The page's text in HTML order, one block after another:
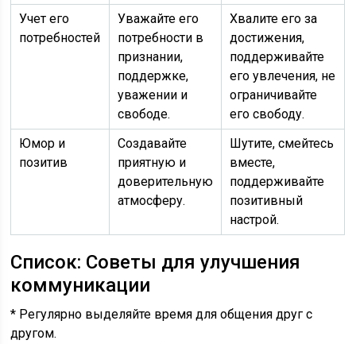
Учет его
потребностей
Уважайте его
потребности в
признании,
поддержке,
уважении и
свободе.
Хвалите его за
достижения,
поддерживайте
его увлечения, не
ограничивайте
его свободу.
Юмор и
позитив
Создавайте
приятную и
доверительную
атмосферу.
Шутите, смейтесь
вместе,
поддерживайте
позитивный
настрой.
Список: Советы для улучшения
коммуникации
* Регулярно выделяйте время для общения друг с
другом.